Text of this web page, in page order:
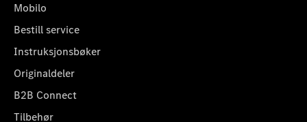
Mobilo
Bestill service
Instruksjonsbøker
Originaldeler
B2B Connect
Tilbehør